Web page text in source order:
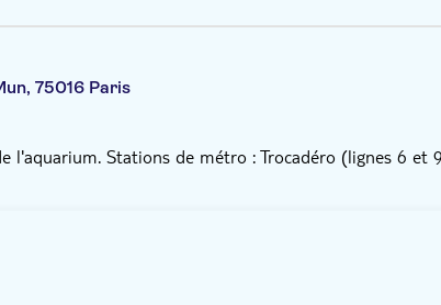
75016 Paris
l'aquarium. Stations de métro : Trocadéro (lignes 6 et